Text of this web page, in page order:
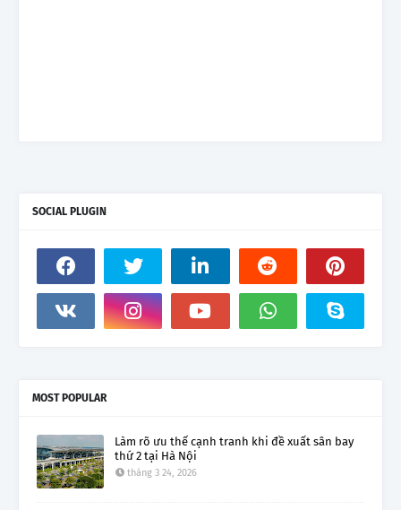
SOCIAL PLUGIN
MOST POPULAR
Làm rõ ưu thế cạnh tranh khi đề xuất sân bay
thứ 2 tại Hà Nội
tháng 3 24, 2026